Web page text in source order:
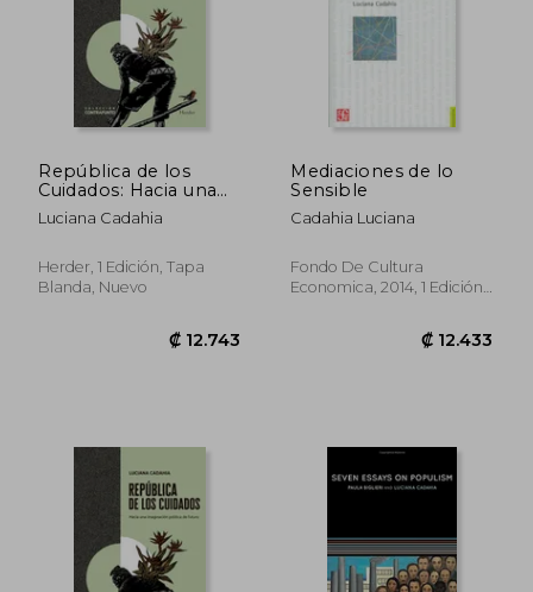
República de los
Cuidados: Hacia una
Imaginación Política
del Futuro
Luciana Cadahia
Herder, 1 Edición, Tapa
Blanda, Nuevo
Mediaciones de lo
Sensible
Cadahia Luciana
Fondo De Cultura
Economica, 2014, 1 Edición,